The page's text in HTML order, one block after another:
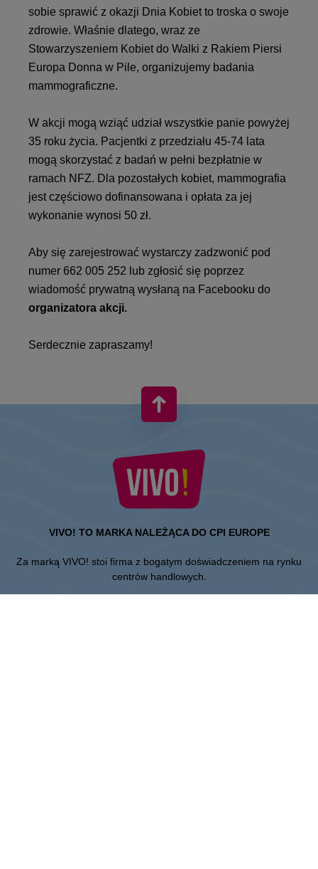
sobie sprawić z okazji Dnia Kobiet to troska o swoje
zdrowie. Właśnie dlatego, wraz ze
Stowarzyszeniem Kobiet do Walki z Rakiem Piersi
Europa Donna w Pile, organizujemy badania
mammograficzne.
W akcji mogą wziąć udział wszystkie panie powyżej
35 roku życia. Pacjentki z przedziału 45-74 lata
mogą skorzystać z badań w pełni bezpłatnie w
ramach NFZ. Dla pozostałych kobiet, mammografia
jest częściowo dofinansowana i opłata za jej
wykonanie wynosi 50 zł.
Aby się zarejestrować wystarczy zadzwonić pod
numer 662 005 252 lub zgłosić się poprzez
wiadomość prywatną wysłaną na Facebooku do
organizatora akcji.
Serdecznie zapraszamy!
VIVO! TO MARKA NALEŻĄCA DO CPI EUROPE
Za marką VIVO! stoi firma z bogatym doświadczeniem na rynku
centrów handlowych.